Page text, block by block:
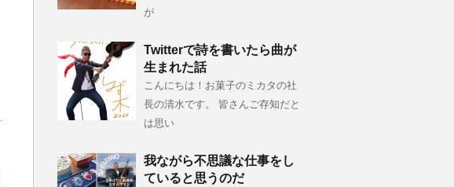
が
Twitterで詩を書いたら曲が
生まれた話
こんにちは！お菓子のミカタの社
長の清水です。 皆さんご存知だと
は思い
我ながら不思議な仕事をし
ていると思うのだ